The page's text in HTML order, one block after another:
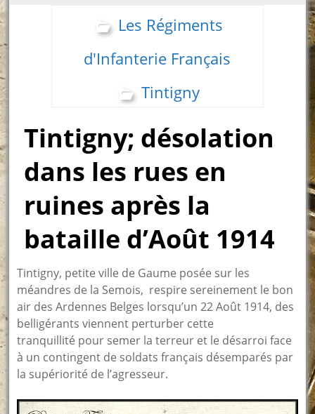
Les Régiments
d'Infanterie Français
Tintigny
Tintigny; désolation
dans les rues en
ruines après la
bataille d’Août 1914
Tintigny, petite ville de Gaume posée sur les
méandres de la Semois, respire sereinement le bon
air des Ardennes Belges lorsqu’un 22 Août 1914, des
belligérants viennent perturber cette
tranquillité pour semer la terreur et le désarroi face
à un contingent de soldats français désemparés par
la supériorité de l’agresseur.